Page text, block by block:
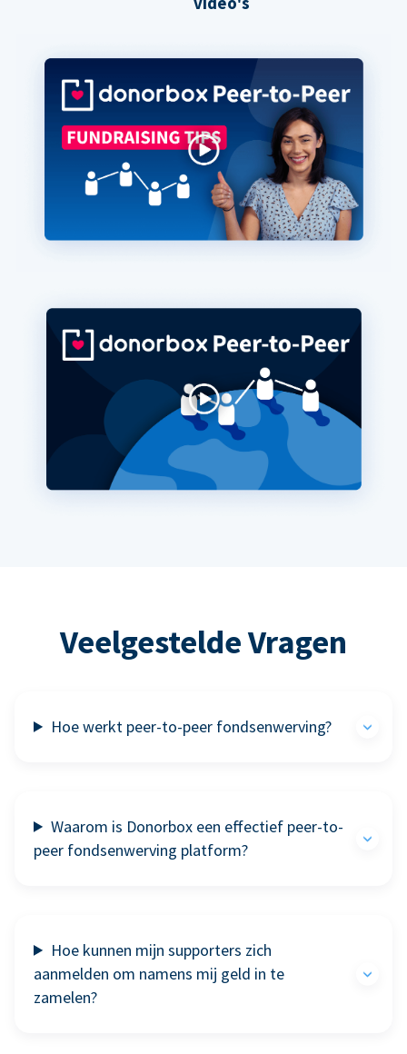
Veelgestelde Vragen
Hoe werkt peer-to-peer fondsenwerving?
Waarom is Donorbox een effectief peer-to-
peer fondsenwerving platform?
Hoe kunnen mijn supporters zich
aanmelden om namens mij geld in te
zamelen?